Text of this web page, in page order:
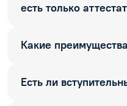
есть только
Какие
Есть ли